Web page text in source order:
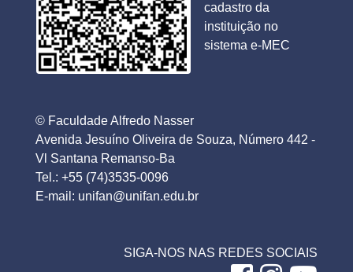
cadastro da
instituição no
sistema e-MEC
© Faculdade Alfredo Nasser
Avenida Jesuíno Oliveira de Souza, Número 442 -
Vl Santana Remanso-Ba
Tel.: +55 (74)3535-0096
E-mail: unifan@unifan.edu.br
SIGA-NOS NAS REDES SOCIAIS